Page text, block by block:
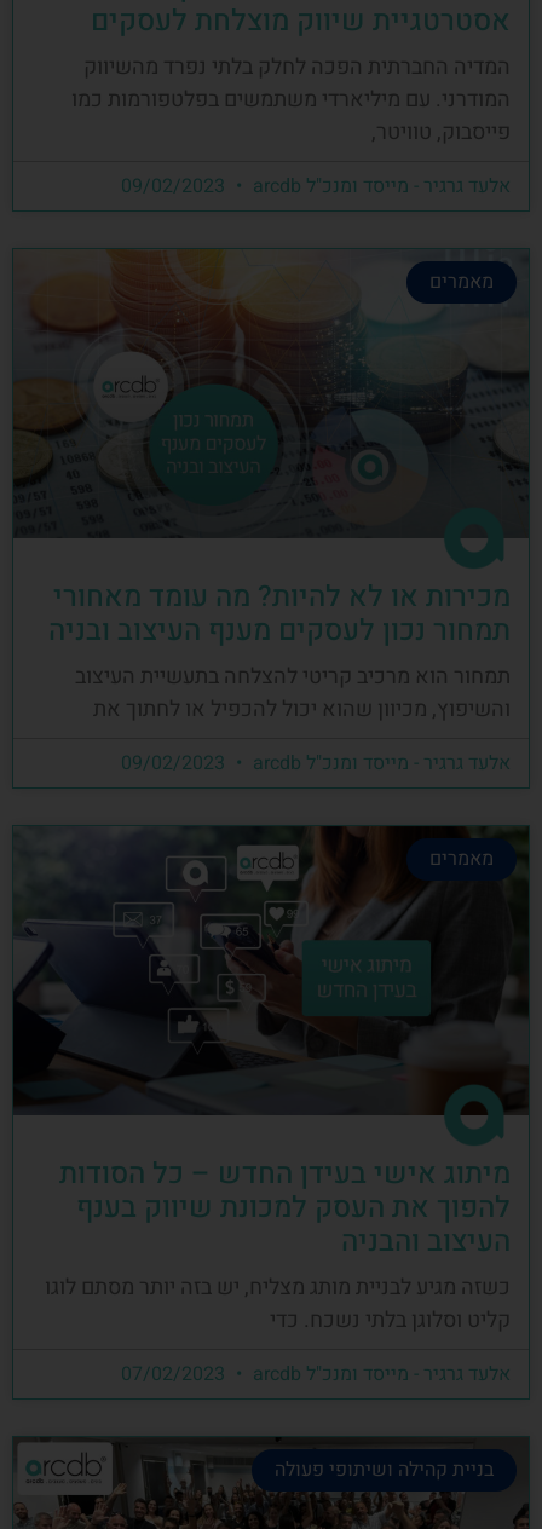
אסטרטגיית שיווק מוצלחת לעסקים
המדיה החברתית הפכה לחלק בלתי נפרד מהשיווק
המודרני. עם מיליארדי משתמשים בפלטפורמות כמו
פייסבוק, טוויטר,
אלעד גרגיר - מייסד ומנכ"ל arcdb
מאמרים
מכירות או לא להיות? מה עומד מאחורי
תמחור נכון לעסקים מענף העיצוב ובניה
תמחור הוא מרכיב קריטי להצלחה בתעשיית העיצוב
והשיפוץ, מכיוון שהוא יכול להכפיל או לחתוך את
אלעד גרגיר - מייסד ומנכ"ל arcdb
מאמרים
מיתוג אישי בעידן החדש – כל הסודות
להפוך את העסק למכונת שיווק בענף
העיצוב והבניה
כשזה מגיע לבניית מותג מצליח, יש בזה יותר מסתם לוגו
קליט וסלוגן בלתי נשכח. כדי
אלעד גרגיר - מייסד ומנכ"ל arcdb
בניית קהילה ושיתופי פעולה